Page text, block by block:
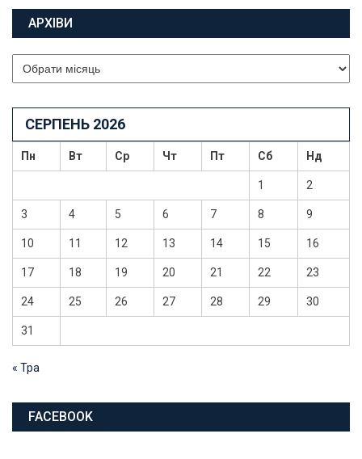
АРХІВИ
Архіви
СЕРПЕНЬ 2026
Пн Вт Ср Чт Пт Сб Нд
1 2
3 4 5 6 7 8 9
10 11 12 13 14 15 16
17 18 19 20 21 22 23
24 25 26 27 28 29 30
31
« Тра
FACEBOOK